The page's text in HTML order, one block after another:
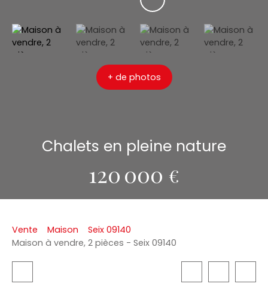
+ de photos
Chalets en pleine nature
120 000 €
Vente Maison
Seix 09140
Maison à vendre, 2 pièces - Seix 09140